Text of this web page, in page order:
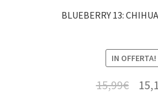
BLUEBERRY 13:
IN OFFERTA!
15,99€